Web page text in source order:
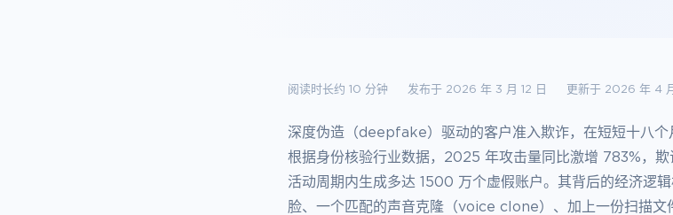
阅读时长约 10 分钟 发布于 2026 年 3 月 12 日 更新于 2026 年 4
深度伪造（deepfake）驱动的客户准入欺诈，在短短十八个
根据身份核验行业数据，2025 年攻击量同比激增 783%，
活动周期内生成多达 1500 万个虚假账户。其背后的经济逻
脸、一个匹配的声音克隆（voice clone）、加上一份扫描文